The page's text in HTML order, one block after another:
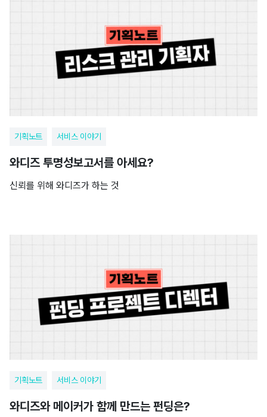
기획노트 서비스 이야기
와디즈 투명성보고서를 아세요?
신뢰를 위해 와디즈가 하는 것
기획노트 서비스 이야기
와디즈와 메이커가 함께 만드는 펀딩은?